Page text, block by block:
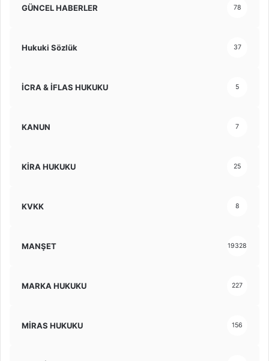
GÜNCEL HABERLER 78
Hukuki Sözlük 37
İCRA & İFLAS HUKUKU 5
KANUN 7
KİRA HUKUKU 25
KVKK 8
MANŞET 19328
MARKA HUKUKU 227
MİRAS HUKUKU 156